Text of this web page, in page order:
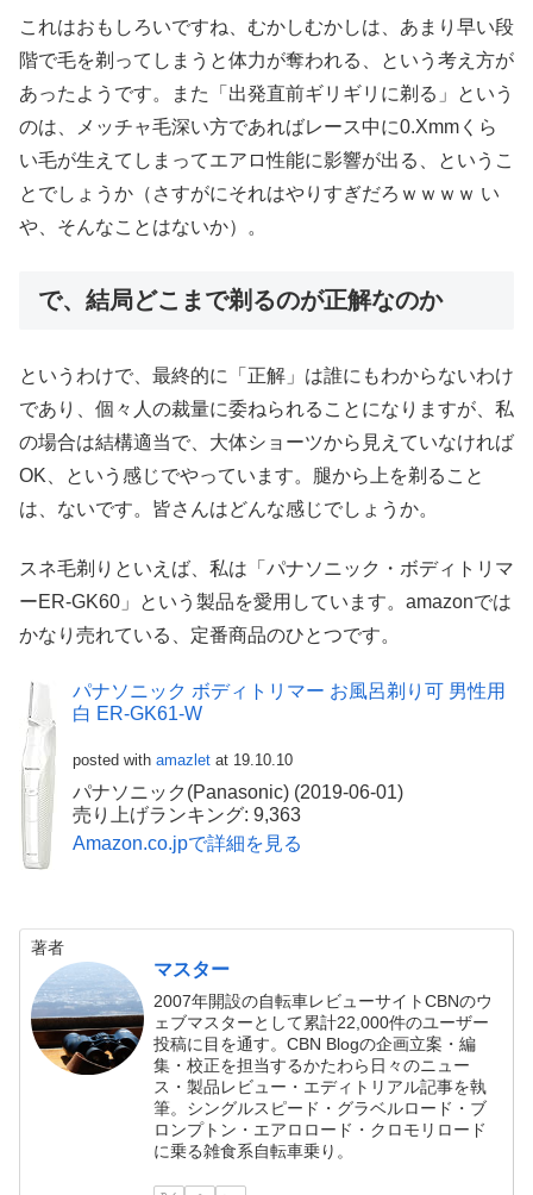
これはおもしろいですね、むかしむかしは、あまり早い段
階で毛を剃ってしまうと体力が奪われる、という考え方が
あったようです。また「出発直前ギリギリに剃る」という
のは、メッチャ毛深い方であればレース中に0.Xmmくら
い毛が生えてしまってエアロ性能に影響が出る、というこ
とでしょうか（さすがにそれはやりすぎだろｗｗｗｗ い
や、そんなことはないか）。
で、結局どこまで剃るのが正解なのか
というわけで、最終的に「正解」は誰にもわからないわけ
であり、個々人の裁量に委ねられることになりますが、私
の場合は結構適当で、大体ショーツから見えていなければ
OK、という感じでやっています。腿から上を剃ること
は、ないです。皆さんはどんな感じでしょうか。
スネ毛剃りといえば、私は「パナソニック・ボディトリマ
ーER-GK60」という製品を愛用しています。amazonでは
かなり売れている、定番商品のひとつです。
パナソニック ボディトリマー お風呂剃り可 男性用
白 ER-GK61-W
posted with amazlet at 19.10.10
パナソニック(Panasonic) (2019-06-01)
売り上げランキング: 9,363
Amazon.co.jpで詳細を見る
著者
マスター
2007年開設の自転車レビューサイトCBNのウ
ェブマスターとして累計22,000件のユーザー
投稿に目を通す。CBN Blogの企画立案・編
集・校正を担当するかたわら日々のニュー
ス・製品レビュー・エディトリアル記事を執
筆。シングルスピード・グラベルロード・ブ
ロンプトン・エアロロード・クロモリロード
に乗る雑食系自転車乗り。